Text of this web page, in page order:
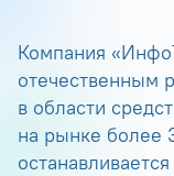
Компания
отечественным
в области
на рынке более